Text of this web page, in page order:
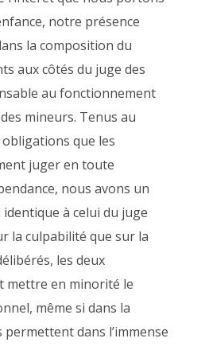
notre présence
la composition du
aux côtés du juge des
au fonctionnement
mineurs. Tenus au
que les
juger en toute
nous avons un
à celui du juge
la culpabilité que sur la
les deux
mettre en minorité le
même si dans la
dans l’immense